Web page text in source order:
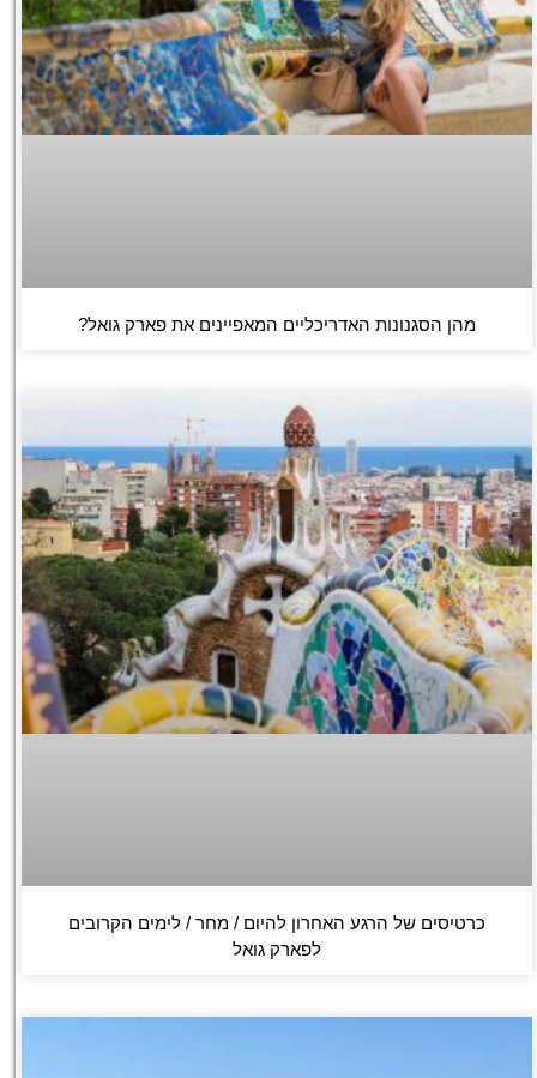
מהן הסגנונות האדריכליים המאפיינים את פארק גואל?
כרטיסים של הרגע האחרון להיום / מחר / לימים הקרובים
לפארק גואל